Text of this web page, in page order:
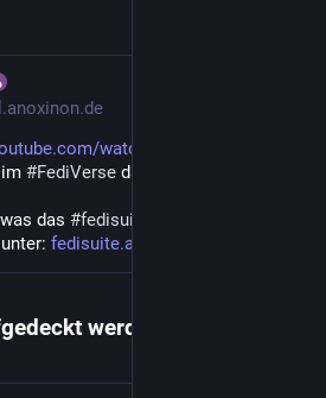
watch?v=K5fASt6bvqQ
#FediVerse dazu gefunden; Wie
das #fedisuite
fedisuite.anoxinon.de/
werden